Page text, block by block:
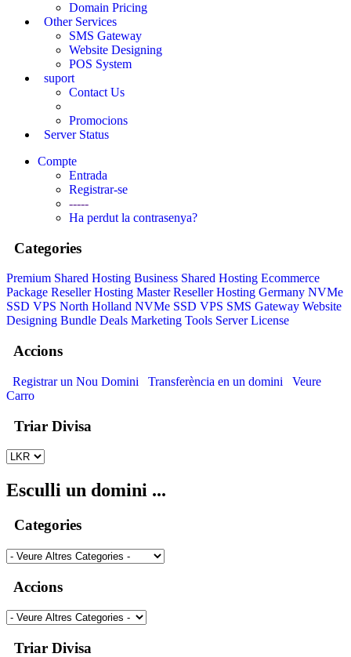
Domain Pricing
Other Services
SMS Gateway
Website Designing
POS System
suport
Contact Us
Promocions
Server Status
Compte
Entrada
Registrar-se
-----
Ha perdut la contrasenya?
Categories
Premium Shared Hosting Business Shared Hosting Ecommerce
Package Reseller Hosting Master Reseller Hosting Germany NVMe
SSD VPS North Holland NVMe SSD VPS SMS Gateway Website
Designing Bundle Deals Marketing Tools Server License
Accions
Registrar un Nou Domini Transferència en un domini
Veure
Carro
Triar Divisa
Esculli un domini ...
Categories
Accions
Triar Divisa